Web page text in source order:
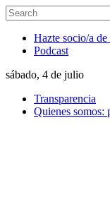
Hazte socio/a
Podcast
sábado, 4 de julio
Transparencia
Quienes somos: